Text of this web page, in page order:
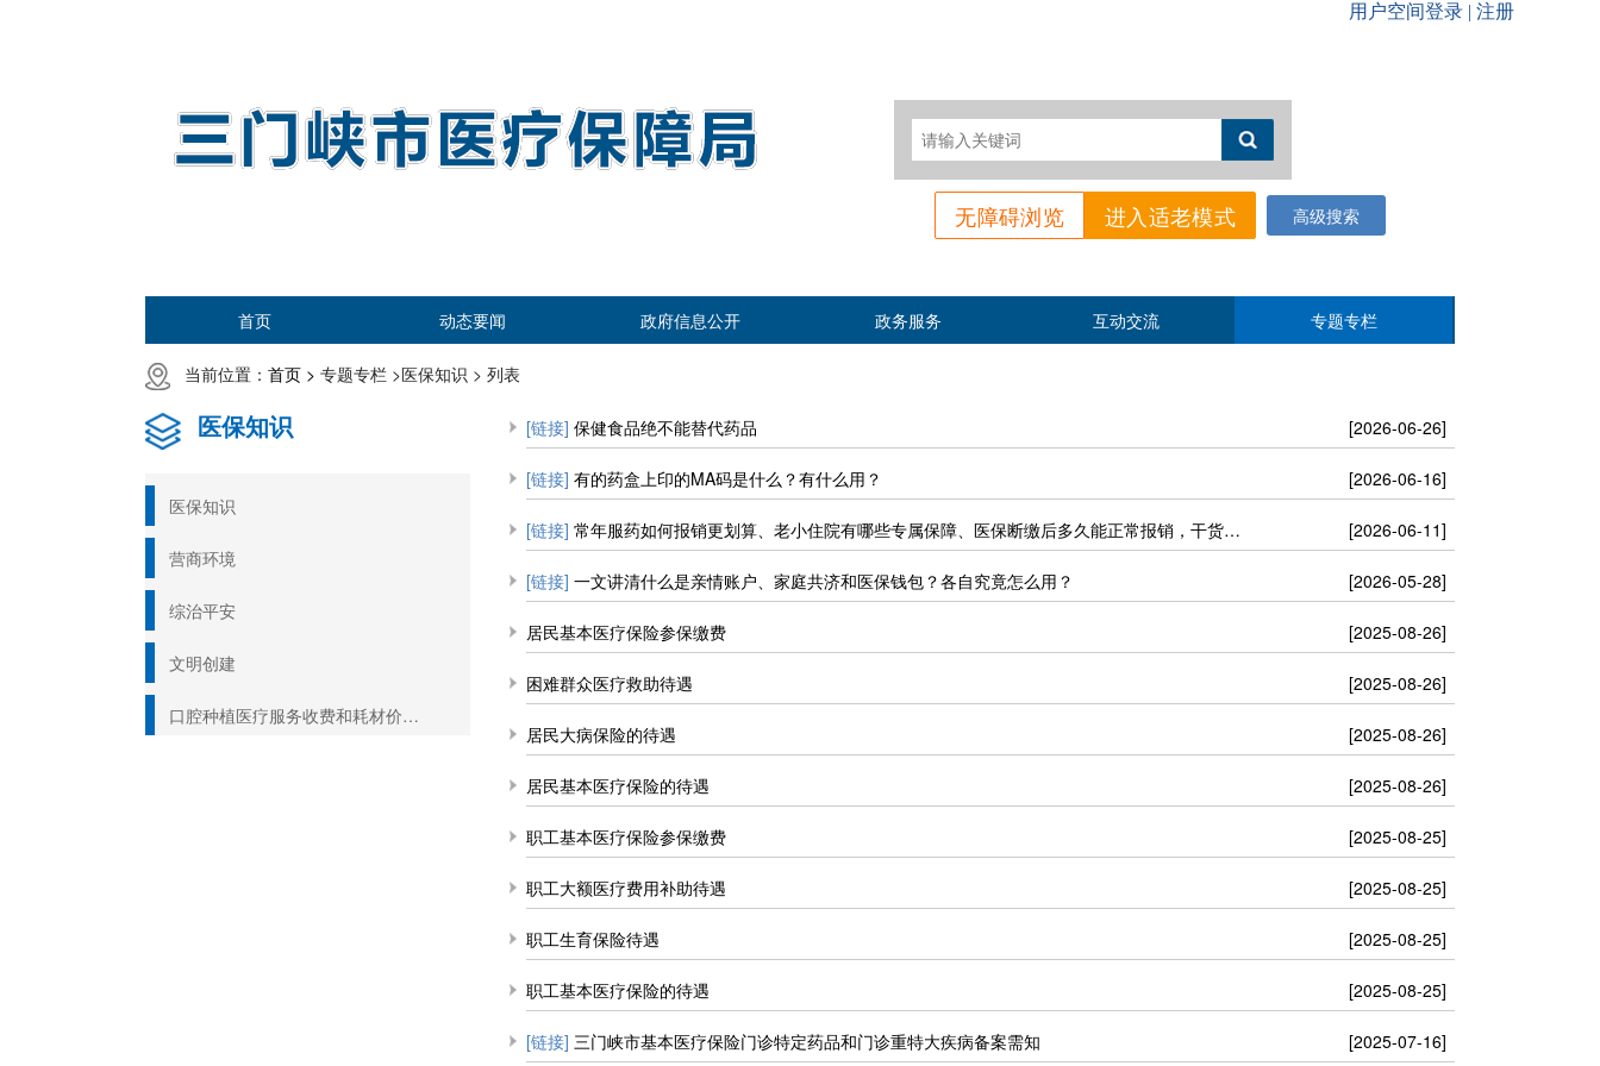
高级搜索
无障碍浏览 进入适老模式
首页 动态要闻 政府信息公开 政务服务 互动交流 专题专栏
当前位置： 首页 > 专题专栏 >医保知识 > 列表
医保知识
医保知识
营商环境
综治平安
文明创建
口腔种植医疗服务收费和耗材价格专项治理
[链接] 保健食品绝不能替代药品 [2026-06-26]
[链接] 有的药盒上印的MA码是什么？有什么用？ [2026-06-16]
[链接] 常年服药如何报销更划算、老小住院有哪些专属保障、医保断缴后多久能正常报销，干货满满建议点赞收藏！ [2026-06-11]
[链接] 一文讲清什么是亲情账户、家庭共济和医保钱包？各自究竟怎么用？ [2026-05-28]
居民基本医疗保险参保缴费 [2025-08-26]
困难群众医疗救助待遇 [2025-08-26]
居民大病保险的待遇 [2025-08-26]
居民基本医疗保险的待遇 [2025-08-26]
职工基本医疗保险参保缴费 [2025-08-25]
职工大额医疗费用补助待遇 [2025-08-25]
职工生育保险待遇 [2025-08-25]
职工基本医疗保险的待遇 [2025-08-25]
[链接] 三门峡市基本医疗保险门诊特定药品和门诊重特大疾病备案需知 [2025-07-16]